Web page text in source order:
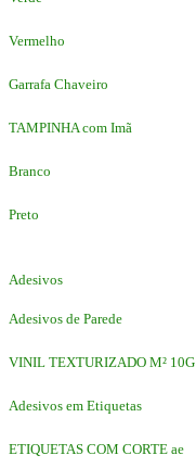
Vermelho
Garrafa Chaveiro
TAMPINHA com Imã
Branco
Preto
Adesivos
Adesivos de Parede
VINIL TEXTURIZADO M² 10G
Adesivos em Etiquetas
ETIQUETAS COM CORTE ae